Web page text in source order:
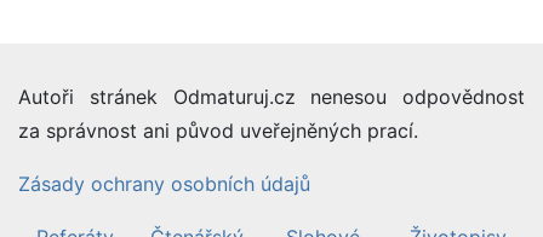
Autoři stránek Odmaturuj.cz nenesou odpovědnost
za správnost ani původ uveřejněných prací.
Zásady ochrany osobních údajů